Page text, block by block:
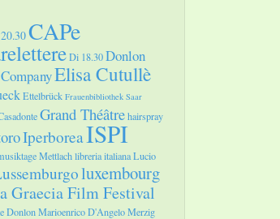
20.30CAPe
Di 18.30Donlon
Elisa Cutullè
Ettelbrück Frauenbibliothek Saar
Grand Théâtrehairspray
IperboreaISPI
Mettlachlibreria italianaLucio
luxembourg
Graecia Film Festival
DonlonMarioenrico D'AngeloMerzig